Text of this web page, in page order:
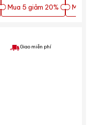
Mua 5 giảm 20%
Mua 5 giảm 20% Mua
Mua
Giao miễn phí